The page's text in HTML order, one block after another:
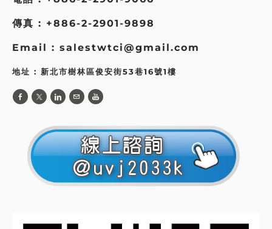
傳真 : +886-2-2901-9898
Email : salestwtci@gmail.com
地址 : 新北市樹林區俊安街53巷16號1樓